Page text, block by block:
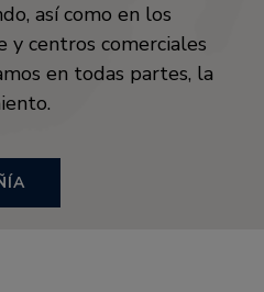
así como en los
centros comerciales
en todas partes, la